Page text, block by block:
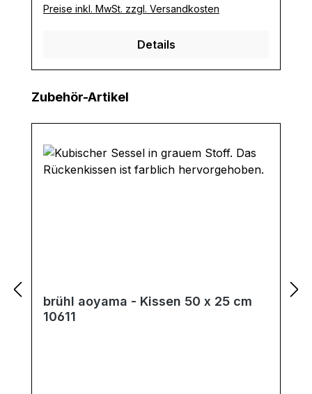
Preise inkl. MwSt. zzgl. Versandkosten
Details
Produktgalerie überspringen
Zubehör-Artikel
brühl aoyama - Kissen 50 x 25 cm
10611